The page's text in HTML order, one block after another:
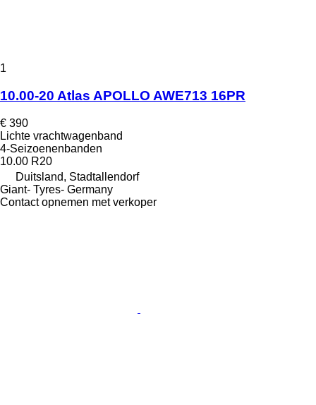
1
10.00-20 Atlas APOLLO AWE713 16PR
€ 390
Lichte vrachtwagenband
4-Seizoenenbanden
10.00 R20
Duitsland, Stadtallendorf
Giant- Tyres- Germany
Contact opnemen met verkoper